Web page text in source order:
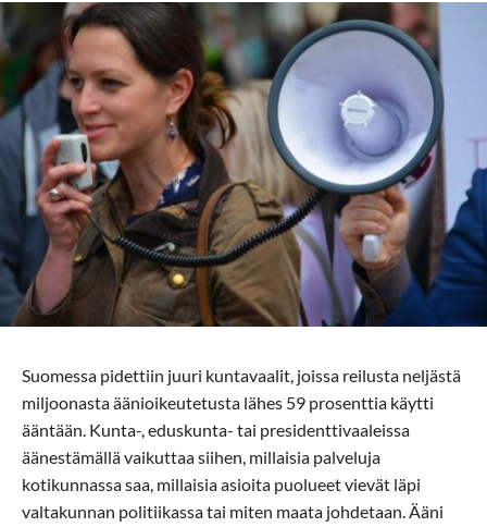
Suomessa pidettiin juuri kuntavaalit, joissa reilusta neljästä
miljoonasta äänioikeutetusta lähes 59 prosenttia käytti
ääntään. Kunta-, eduskunta- tai presidenttivaaleissa
äänestämällä vaikuttaa siihen, millaisia palveluja
kotikunnassa saa, millaisia asioita puolueet vievät läpi
valtakunnan politiikassa tai miten maata johdetaan. Ääni